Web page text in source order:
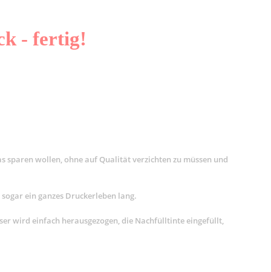
- fertig!
sparen wollen, ohne auf Qualität verzichten zu müssen und
ein ganzes Druckerleben lang.
wird einfach herausgezogen, die Nachfülltinte eingefüllt,